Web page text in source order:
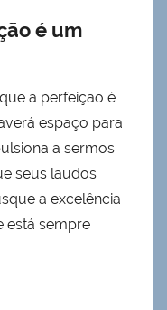
é um
a perfeição é
espaço para
a sermos
seus laudos
a excelência
está sempre